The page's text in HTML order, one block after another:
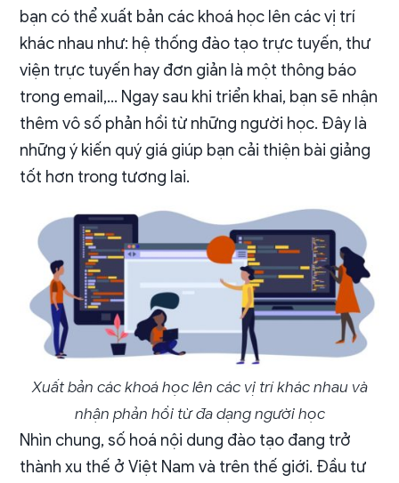
bạn có thể xuất bản các khoá học lên các vị trí
khác nhau như: hệ thống đào tạo trực tuyến, thư
viện trực tuyến hay đơn giản là một thông báo
trong email,… Ngay sau khi triển khai, bạn sẽ nhận
thêm vô số phản hồi từ những người học. Đây là
những ý kiến quý giá giúp bạn cải thiện bài giảng
tốt hơn trong tương lai.
Xuất bản các khoá học lên các vị trí khác nhau và
nhận phản hồi từ đa dạng người học
Nhìn chung, số hoá nội dung đào tạo đang trở
thành xu thế ở Việt Nam và trên thế giới. Đầu tư